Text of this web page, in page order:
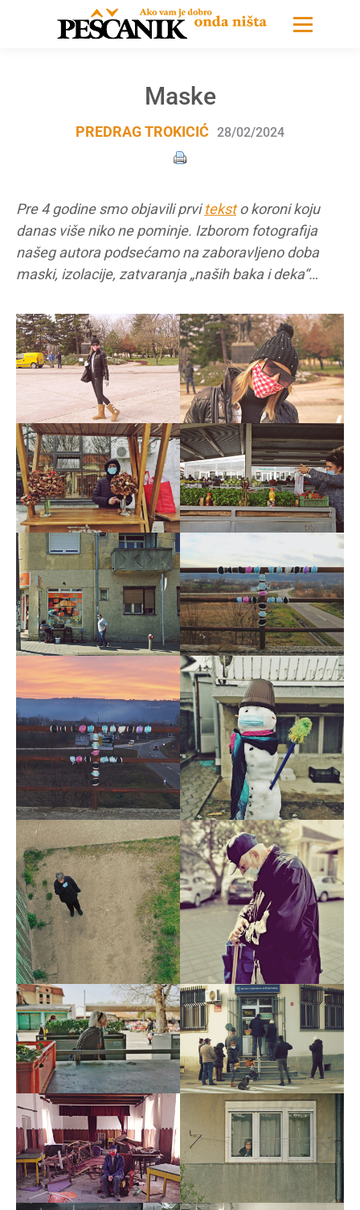
Maske
PREDRAG TROKICIĆ 28/02/2024
Pre 4 godine smo objavili prviteksto koroni koju
danas više niko ne pominje. Izborom fotografija
našeg autora podsećamo na zaboravljeno doba
maski, izolacije, zatvaranja „naših baka i deka“…